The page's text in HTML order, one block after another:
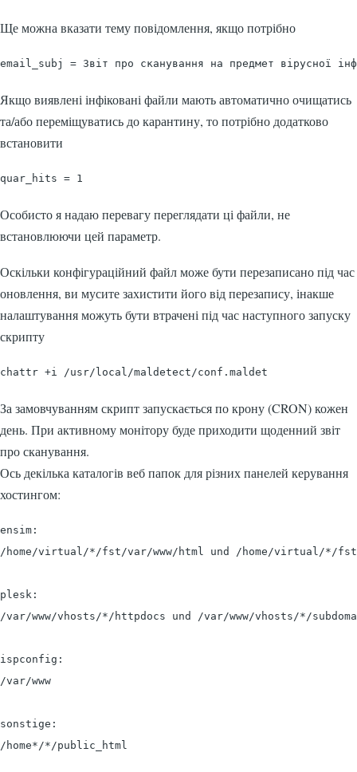
Ще можна вказати тему повідомлення, якщо потрібно
email_subj = Звіт про сканування на предмет вірусної
Якщо виявлені інфіковані файли мають автоматично очищатись
та/або переміщуватись до карантину, то потрібно додатково
встановити
quar_hits = 1
Особисто я надаю перевагу переглядати ці файли, не
встановлюючи цей параметр.
Оскільки конфігураційний файл може бути перезаписано під час
оновлення, ви мусите захистити його від перезапису, інакше
налаштування можуть бути втрачені під час наступного запуску
скрипту
chattr +i /usr/local/maldetect/conf.maldet
За замовчуванням скрипт запускається по крону (CRON) кожен
день. При активному монітору буде приходити щоденний звіт
про сканування.
Ось декілька каталогів веб папок для різних панелей керування
хостингом:
ensim:
/home/virtual/*/fst/var/www/html und /home/virtual/*/
plesk:
/var/www/vhosts/*/httpdocs und /var/www/vhosts/*/
ispconfig:
/var/www
sonstige:
/home*/*/public_html